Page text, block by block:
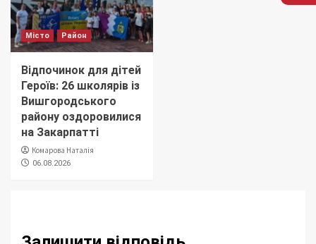
Місто Район
Відпочинок для дітей
Героїв: 26 школярів із
Вишгородського
району оздоровилися
на Закарпатті
Комарова Наталія
06.08.2026